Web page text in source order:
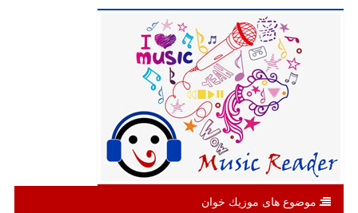
موضوع های موزیك خوان